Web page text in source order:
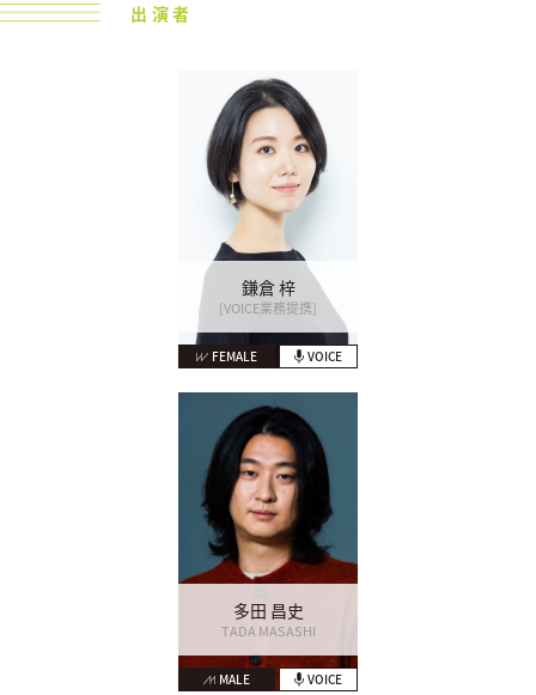
出演者
鎌倉 梓
[VOICE業務提携]
FEMALE VOICE
多田 昌史
TADA MASASHI
MALE VOICE